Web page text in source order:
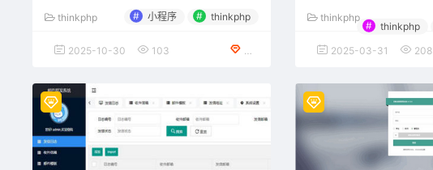
thinkphp # 小程序 # thinkphp
2025-10-30 103
thinkphp
# thinkphp
2025-03-31 208